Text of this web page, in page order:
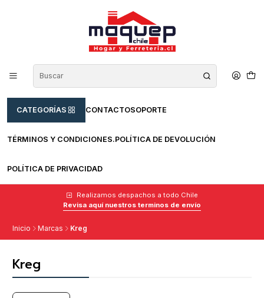
CATEGORÍAS CONTACTOSOPORTE
TÉRMINOS Y CONDICIONES.POLÍTICA DE DEVOLUCIÓN
POLÍTICA DE PRIVACIDAD
Realizamos despachos a todo Chile
Revisa aquí nuestros terminos de envío
Inicio Marcas Kreg
Kreg